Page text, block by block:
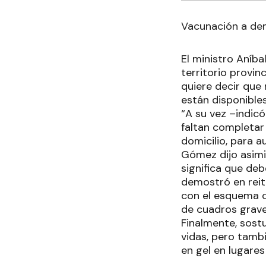
Vacunación a
El ministro
territorio
quiere decir
están
“A su vez
faltan completar
domicilio, para
Gómez dijo
significa que
demostró en
con el esquema
de cuadros
Finalmente,
vidas, pero
en gel en